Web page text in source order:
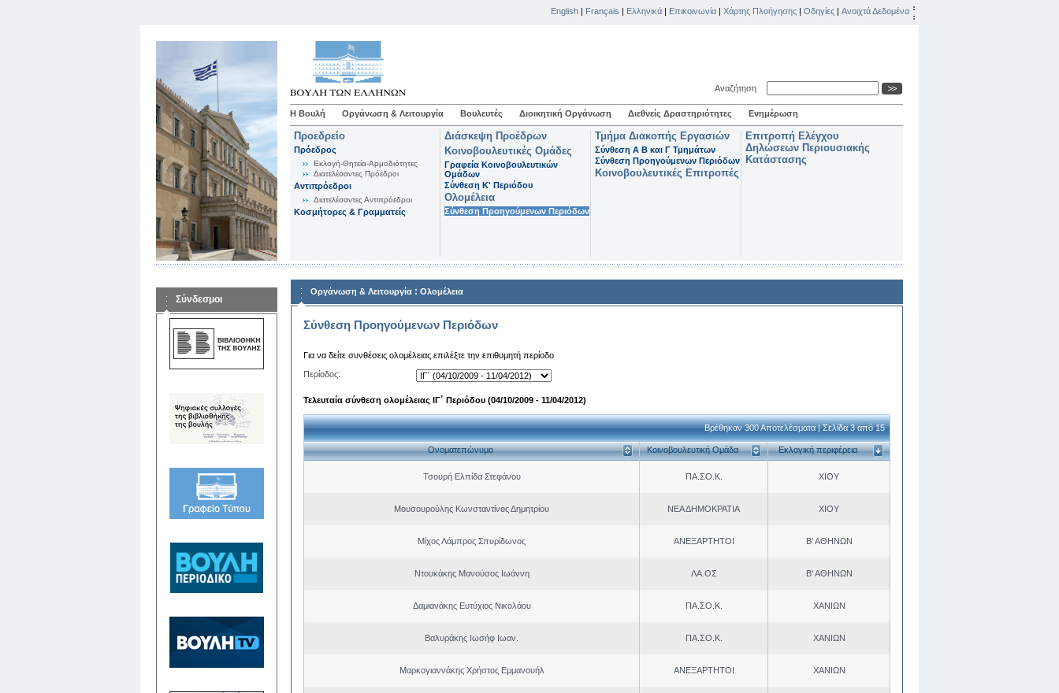
English | Français | Ελληνικά | Επικοινωνία | Χάρτης Πλοήγησης | Οδηγίες | Ανοιχτά Δεδομένα
Αναζήτηση
Η Βουλή Οργάνωση & Λειτουργία Βουλευτές Διοικητική Οργάνωση Διεθνείς Δραστηριότητες Ενημέρωση
Προεδρείο
Πρόεδρος
Εκλογή-Θητεία-Αρμοδιότητες
Διατελέσαντες Πρόεδροι
Αντιπρόεδροι
Διατελέσαντες Αντιπρόεδροι
Κοσμήτορες & Γραμματείς
Διάσκεψη Προέδρων
Κοινοβουλευτικές Ομάδες
Γραφεία Κοινοβουλευτικών
Ομάδων
Σύνθεση K' Περιόδου
Ολομέλεια
Σύνθεση Προηγούμενων Περιόδων
Τμήμα Διακοπής Εργασιών
Σύνθεση Α Β και Γ Τμημάτων
Σύνθεση Προηγούμενων Περιόδων
Κοινοβουλευτικές Επιτροπές
Επιτροπή Ελέγχου
Δηλώσεων Περιουσιακής
Κατάστασης
Σύνδεσμοι
Οργάνωση & Λειτουργία : Ολομέλεια
Σύνθεση Προηγούμενων Περιόδων
Για να δείτε συνθέσεις ολομέλειας επιλέξτε την επιθυμητή περίοδο
Περίοδος:
Τελευταία σύνθεση ολομέλειας ΙΓ΄ Περιόδου (04/10/2009 - 11/04/2012)
Βρέθηκαν 300 Αποτελέσματα | Σελίδα 3 από 15
Ονοματεπώνυμο Κοινοβουλευτική Ομάδα Εκλογική περιφέρεια
Τσουρή Ελπίδα Στεφάνου ΠΑ.ΣΟ.Κ. ΧΙΟΥ
Μουσουρούλης Κωνσταντίνος Δημητρίου ΝΕΑ ΔΗΜΟΚΡΑΤΙΑ ΧΙΟΥ
Μίχος Λάμπρος Σπυρίδωνος ΑΝΕΞΑΡΤΗΤΟΙ Β' ΑΘΗΝΩΝ
Ντουκάκης Μανούσος Ιωάννη ΛΑ.ΟΣ Β' ΑΘΗΝΩΝ
Δαμιανάκης Ευτύχιος Νικολάου ΠΑ.ΣΟ.Κ. ΧΑΝΙΩΝ
Βαλυράκης Ιωσήφ Ιωαν. ΠΑ.ΣΟ.Κ. ΧΑΝΙΩΝ
Μαρκογιαννάκης Χρήστος Εμμανουήλ ΑΝΕΞΑΡΤΗΤΟΙ ΧΑΝΙΩΝ